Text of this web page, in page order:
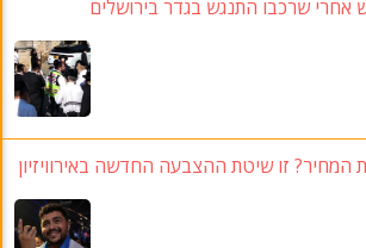
זו שיטת ההצבעה החדשה באירוויזיון